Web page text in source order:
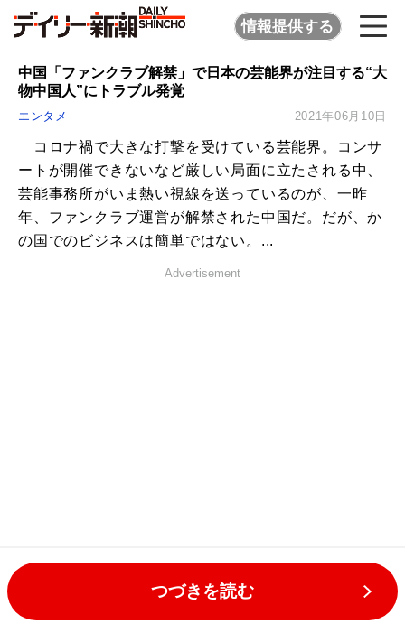
情報提供する
中国「ファンクラブ解禁」で日本の芸能界が注目する“大
物中国人”にトラブル発覚
エンタメ 2021年06月10日
コロナ禍で大きな打撃を受けている芸能界。コンサ
ートが開催できないなど厳しい局面に立たされる中、
芸能事務所がいま熱い視線を送っているのが、一昨
年、ファンクラブ運営が解禁された中国だ。だが、か
の国でのビジネスは簡単ではない。...
Advertisement
つづきを読む